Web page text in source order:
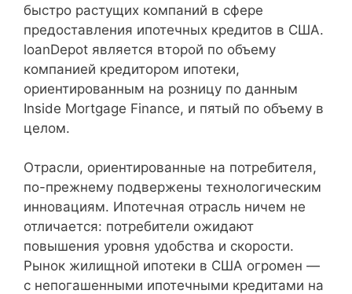
быстро растущих компаний в сфере
предоставления ипотечных кредитов в США.
loanDepot является второй по объему
компанией кредитором ипотеки,
ориентированным на розницу по данным
Inside Mortgage Finance, и пятый по объему в
целом.
Отрасли, ориентированные на потребителя,
по-прежнему подвержены технологическим
инновациям. Ипотечная отрасль ничем не
отличается: потребители ожидают
повышения уровня удобства и скорости.
Рынок жилищной ипотеки в США огромен —
с непогашенными ипотечными кредитами на